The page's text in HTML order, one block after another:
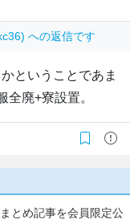
への返信です
ということであま
全廃+寮設置。